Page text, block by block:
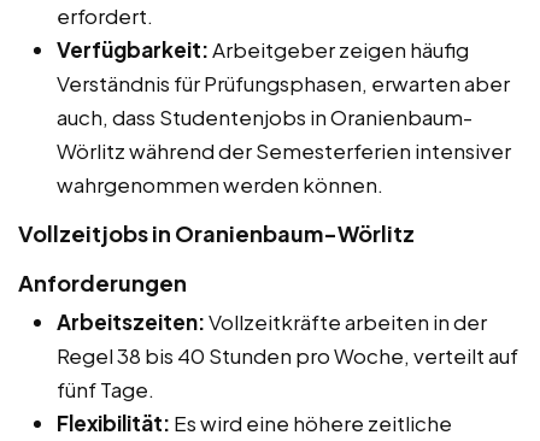
erfordert.
Verfügbarkeit:Arbeitgeber zeigen häufig
Verständnis für Prüfungsphasen, erwarten aber
auch, dass Studentenjobs in Oranienbaum-
Wörlitz während der Semesterferien intensiver
wahrgenommen werden können.
Vollzeitjobs in Oranienbaum-Wörlitz
Anforderungen
Arbeitszeiten:Vollzeitkräfte arbeiten in der
Regel 38 bis 40 Stunden pro Woche, verteilt auf
fünf Tage.
Flexibilität: Es wird eine höhere zeitliche